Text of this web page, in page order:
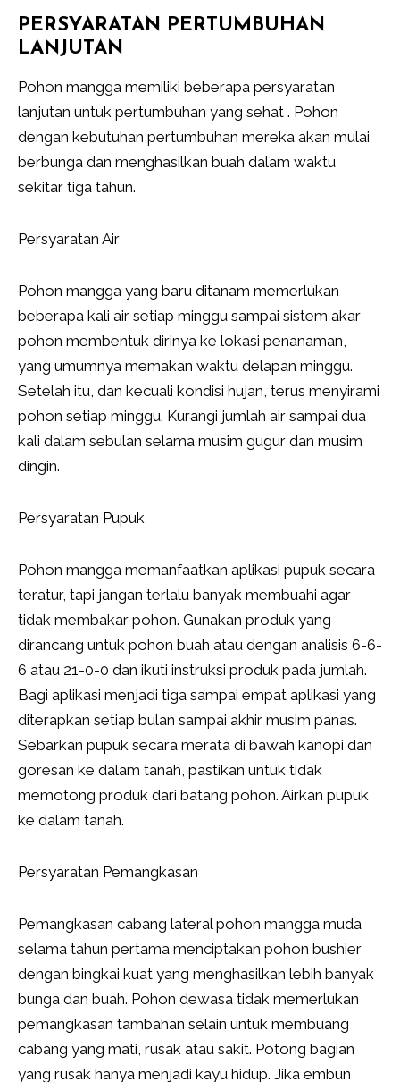
PERSYARATAN PERTUMBUHAN
LANJUTAN
Pohon mangga memiliki beberapa persyaratan
lanjutan untuk pertumbuhan yang sehat . Pohon
dengan kebutuhan pertumbuhan mereka akan mulai
berbunga dan menghasilkan buah dalam waktu
sekitar tiga tahun.
Persyaratan Air
Pohon mangga yang baru ditanam memerlukan
beberapa kali air setiap minggu sampai sistem akar
pohon membentuk dirinya ke lokasi penanaman,
yang umumnya memakan waktu delapan minggu.
Setelah itu, dan kecuali kondisi hujan, terus menyirami
pohon setiap minggu. Kurangi jumlah air sampai dua
kali dalam sebulan selama musim gugur dan musim
dingin.
Persyaratan Pupuk
Pohon mangga memanfaatkan aplikasi pupuk secara
teratur, tapi jangan terlalu banyak membuahi agar
tidak membakar pohon. Gunakan produk yang
dirancang untuk pohon buah atau dengan analisis 6-6-
6 atau 21-0-0 dan ikuti instruksi produk pada jumlah.
Bagi aplikasi menjadi tiga sampai empat aplikasi yang
diterapkan setiap bulan sampai akhir musim panas.
Sebarkan pupuk secara merata di bawah kanopi dan
goresan ke dalam tanah, pastikan untuk tidak
memotong produk dari batang pohon. Airkan pupuk
ke dalam tanah.
Persyaratan Pemangkasan
Pemangkasan cabang lateral pohon mangga muda
selama tahun pertama menciptakan pohon bushier
dengan bingkai kuat yang menghasilkan lebih banyak
bunga dan buah. Pohon dewasa tidak memerlukan
pemangkasan tambahan selain untuk membuang
cabang yang mati, rusak atau sakit. Potong bagian
yang rusak hanya menjadi kayu hidup. Jika embun